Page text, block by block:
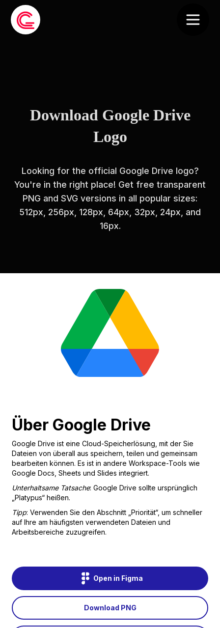
Download Google Drive
Logo
Looking for the official Google Drive logo?
You're in the right place! Get free transparent
PNG and SVG versions in all popular sizes:
512px, 256px, 128px, 64px, 32px, 24px, and
16px.
Über Google Drive
Google Drive ist eine Cloud-Speicherlösung, mit der Sie
Dateien von überall aus speichern, teilen und gemeinsam
bearbeiten können. Es ist in andere Workspace-Tools wie
Google Docs, Sheets und Slides integriert.
Unterhaltsame Tatsache: Google Drive sollte ursprünglich
„Platypus“ heißen.
Tipp: Verwenden Sie den Abschnitt „Priorität“, um schneller
auf Ihre am häufigsten verwendeten Dateien und
Arbeitsbereiche zuzugreifen.
Open in Figma
Download PNG